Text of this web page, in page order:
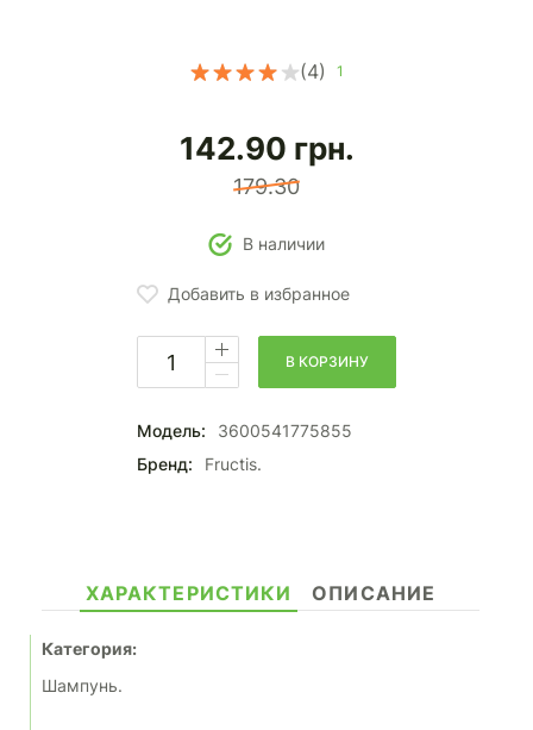
(4) 1
142.90 грн.
179.30
В наличии
Добавить в избранное
В КОРЗИНУ
Модель:
3600541775855
Бренд:
Fructis.
ХАРАКТЕРИСТИКИ ОПИСАНИЕ
Категория:
Шампунь.